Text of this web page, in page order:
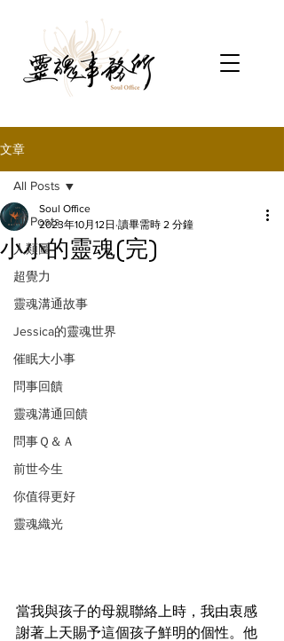
文章
All Posts
人類圖
超覺力
靈魂溝通故事
Jessica的靈魂世界
催眠大小事
問事回饋
靈魂溝通回饋
問事Ｑ＆Ａ
前世今生
你值得更好
靈魂織光
All Posts
小小的靈魂(完)
Soul Office
2023年10月12日 讀畢需時 2 分鐘
當我與孩子的母親聯絡上時，我由衷感
謝著上天賜予這個孩子鮮明的個性。他